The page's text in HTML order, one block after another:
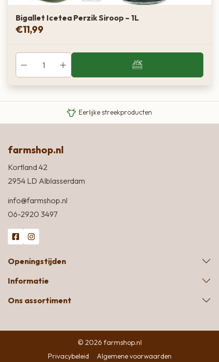
Bigallet Icetea Perzik Siroop – 1L
€11,99
Eigen Limousin runderen
Eerlijke streekproducten
farmshop.nl
Kortland 42
2954 LD Alblasserdam
info@farmshop.nl
06-2920 3497
Openingstijden
Informatie
Ons assortiment
© 2026 farmshop.nl
Privacybeleid
Algemene voorwaarden